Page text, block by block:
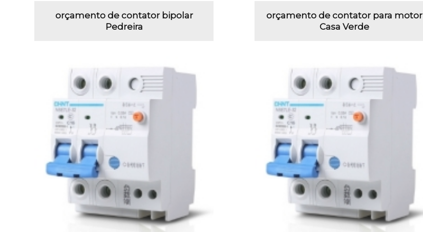
orçamento de contator bipolar
Pedreira
orçamento de contator para motor
Casa Verde